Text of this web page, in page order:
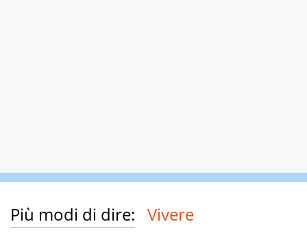
Più modi di dire: Vivere